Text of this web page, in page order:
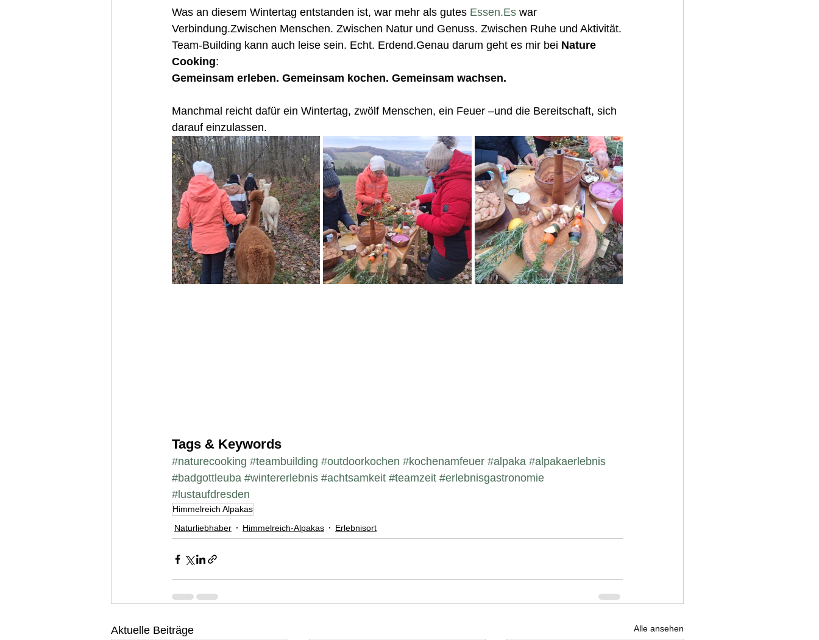
Was an diesem Wintertag entstanden ist, war mehr als gutes Essen.Es war
Verbindung.Zwischen Menschen. Zwischen Natur und Genuss. Zwischen Ruhe und Aktivität.
Team-Building kann auch leise sein. Echt. Erdend.Genau darum geht es mir bei Nature
Cooking:
Gemeinsam erleben. Gemeinsam kochen. Gemeinsam wachsen.
Manchmal reicht dafür ein Wintertag, zwölf Menschen, ein Feuer –und die Bereitschaft, sich
darauf einzulassen.
Tags & Keywords
#naturecooking #teambuilding #outdoorkochen #kochenamfeuer #alpaka #alpakaerlebnis
#badgottleuba #wintererlebnis #achtsamkeit #teamzeit #erlebnisgastronomie
#lustaufdresden
Himmelreich Alpakas
Naturliebhaber
Himmelreich-Alpakas Erlebnisort
Aktuelle Beiträge Alle ansehen